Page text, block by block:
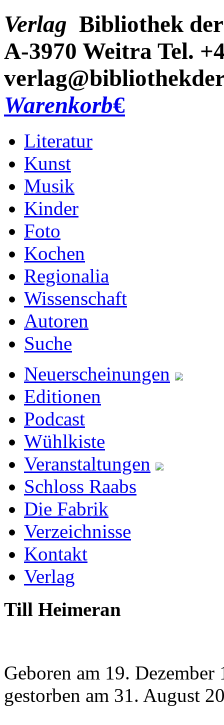
Verlag Bibliothek
A-3970 Weitra Tel.
Warenkorb€
Literatur
Kunst
Musik
Kinder
Foto
Kochen
Regionalia
Wissenschaft
Autoren
Suche
Neuerscheinungen
Editionen
Podcast
Wühlkiste
Veranstaltungen
Schloss Raabs
Die Fabrik
Verzeichnisse
Kontakt
Verlag
Till Heimeran
Geboren am 19.
gestorben am 31. August